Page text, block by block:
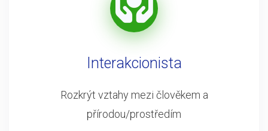
Interakcionista
Rozkrýt vztahy mezi člověkem a
přírodou/prostředím